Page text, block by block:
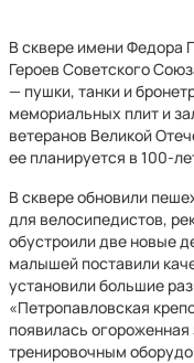
В сквере имени Федора
Героев Советского
— пушки, танки и
мемориальных плит и
ветеранов Великой
ее планируется в 100-
В сквере обновили
для велосипедистов,
обустроили две новые
малышей поставили
установили большие
«Петропавловская
появилась
тренировочным